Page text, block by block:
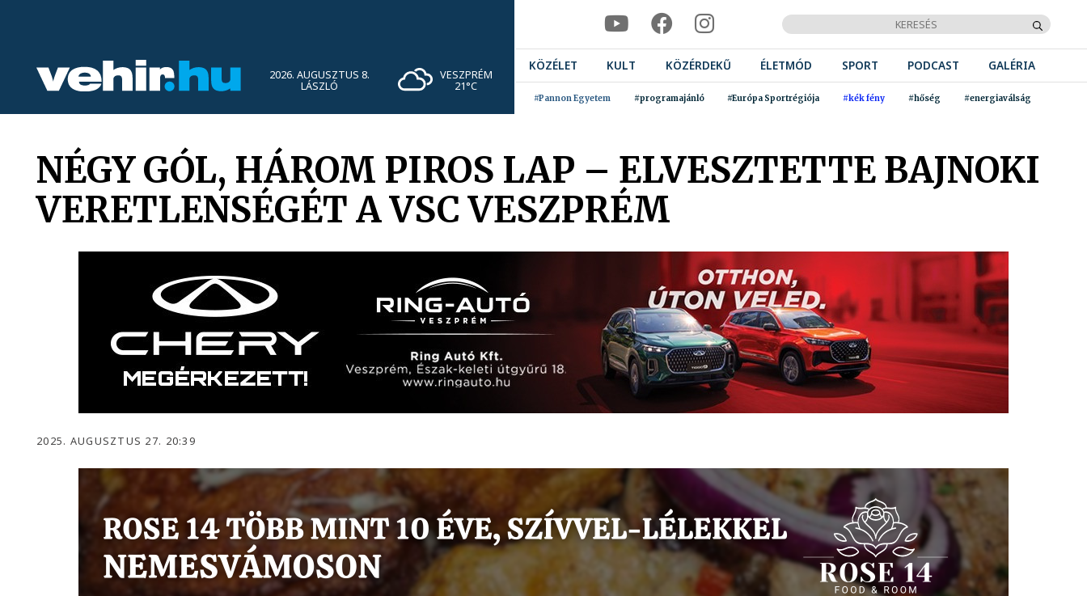
2026. AUGUSZTUS 8.
LÁSZLÓ
VESZPRÉM
21°C
KÖZÉLET KULT KÖZÉRDEKŰ ÉLETMÓD SPORT PODCAST GALÉRIA
#Pannon Egyetem #programajánló #Európa Sportrégiója #kék fény #hőség #energiaválság
NÉGY GÓL, HÁROM PIROS LAP – ELVESZTETTE BAJNOKI
VERETLENSÉGÉT A VSC VESZPRÉM
2025. AUGUSZTUS 27. 20:39